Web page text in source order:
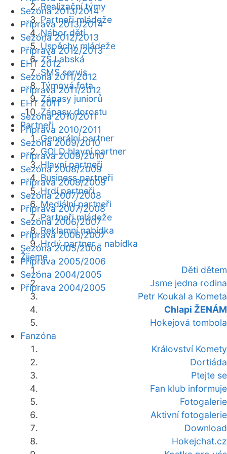
Realizační týmy
Partneři mládeže
Nábor dětí
Úspěchy mládeže
ZŠ Labská
SMS servis
Týmová fota
Zápasy juniorů
Zápasy dorostu
Partneři
Generální partner
GOLD hlavní partner
Hlavní partneři
Business partneři
Hrdí partneři
Mediální partneři
Partneři mládeže
Reklamní nabídka
Hrdý partner - nabídka
Žijeme
Děti dětem
Jsme jedna rodina
Petr Koukal a Kometa
Chlapi ŽENÁM
Hokejová tombola
Fanzóna
Království Komety
Dortiáda
Ptejte se
Fan klub informuje
Fotogalerie
Aktivní fotogalerie
Download
Hokejchat.cz
Sezóna 2013/2014
Příprava 2013/2014
Sezóna 2012/2013
Příprava 2012/2013
EHT 2012
Sezóna 2011/2012
Příprava 2011/2012
EHT 2011
Sezóna 2010/2011
Příprava 2010/2011
Sezóna 2009/2010
Příprava 2009/2010
Sezóna 2008/2009
Příprava 2008/2009
Sezóna 2007/2008
Příprava 2007/2008
Sezóna 2006/2007
Příprava 2006/2007
Sezóna 2005/2006
Příprava 2005/2006
Sezóna 2004/2005
Příprava 2004/2005